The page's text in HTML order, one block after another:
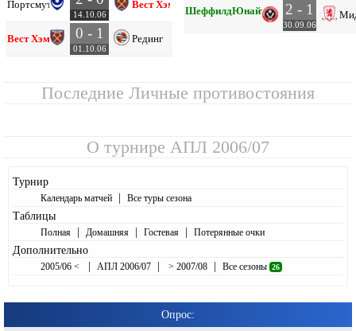
Портсмут
14.10.06
Вест Хэм
Вест Хэм 0 - 1
01.10.06
Рединг
ШеффилдЮнайтед 2 - 1
30.09.06
Последние Личные противостояния
О турнире АПЛ 2006/07
Турнир
Календарь матчей | Все туры сезона
Таблицы
Полная | Домашняя | Гостевая | Потерянные очки
Дополнительно
2005/06 < | АПЛ 2006/07 | > 2007/08 | Все сезоны 26
Опрос: